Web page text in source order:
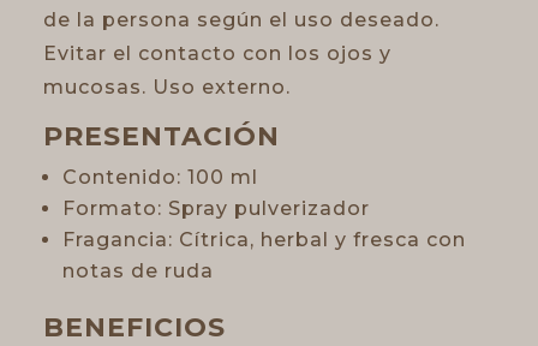
de la persona según el uso deseado.
Evitar el contacto con los ojos y
mucosas. Uso externo.
PRESENTACIÓN
Contenido: 100 ml
Formato: Spray pulverizador
Fragancia: Cítrica, herbal y fresca con
notas de ruda
BENEFICIOS